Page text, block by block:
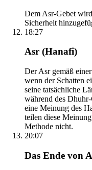
Dem Asr-Gebet
Sicherheit
18:27
Asr (Hanafi)
Der Asr gemäß
wenn der Schatten
seine tatsächliche
während des Dhuhr-
eine Meinung des
teilen diese
Methode nicht.
20:07
Das Ende von